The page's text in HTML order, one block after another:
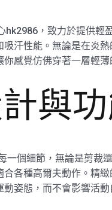
hk2986，致力於提供
汗性能。無論是在炎
感覺仿佛穿著一層輕
與
一個細節，無論是剪裁
各種高爾夫動作。精
姿態，而不會影響活動